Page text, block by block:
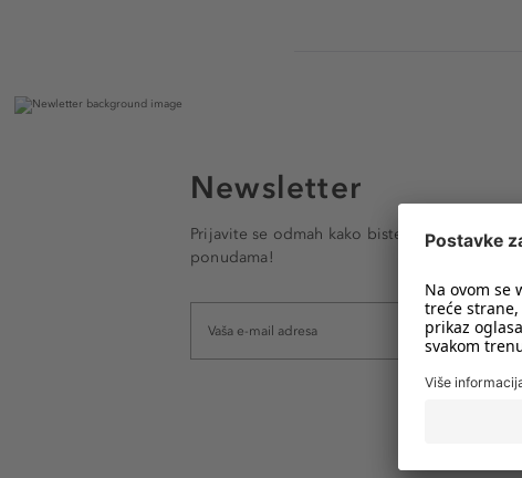
Newsletter
Prijavite se odmah kako biste e-mailom
ponudama!